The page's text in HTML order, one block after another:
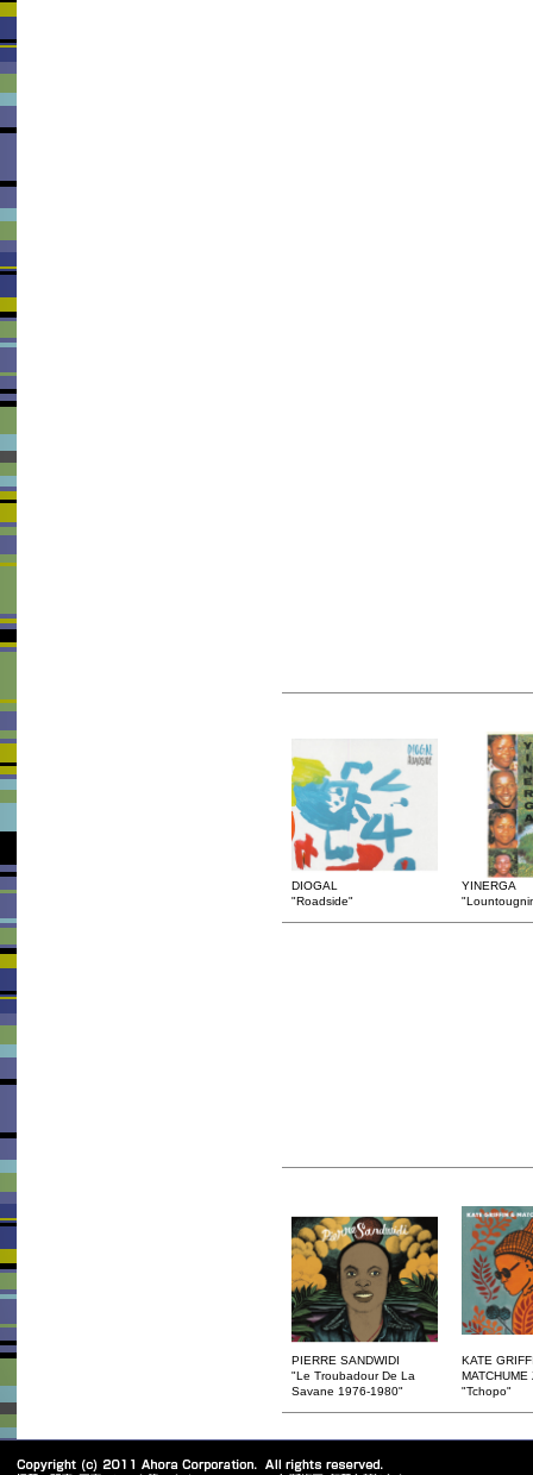
DIOGAL
"Roadside"
YINERGA
PIERRE SANDWIDI
"Le Troubadour De La
Savane 1976-1980"
KATE
MATCHUME
"Tchopo"